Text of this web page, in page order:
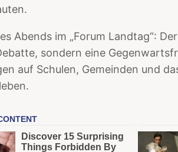
Abends im „Forum Landtag“:
sondern eine
auf Schulen, Gemeinden und